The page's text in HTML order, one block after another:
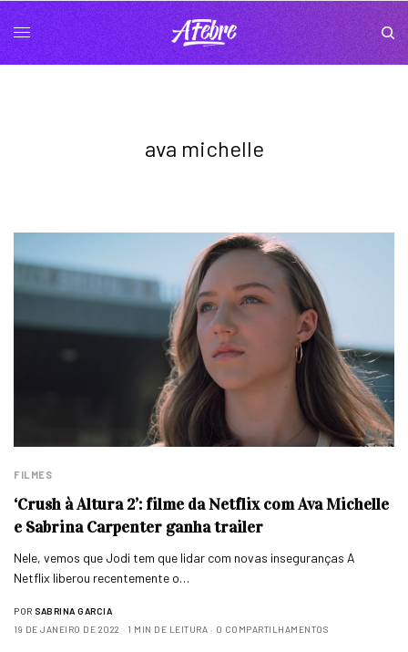
ava michelle
FILMES
‘Crush à Altura 2’: filme da Netflix com Ava Michelle
e Sabrina Carpenter ganha trailer
Nele, vemos que Jodi tem que lidar com novas inseguranças A
Netflix liberou recentemente o…
POR SABRINA GARCIA
19 DE JANEIRO DE 2022
1 MIN DE LEITURA 0 COMPARTILHAMENTOS